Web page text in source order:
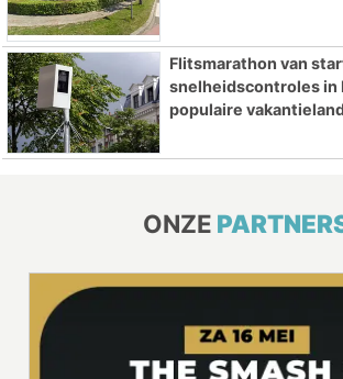
Flitsmarathon van
snelheidscontroles in
populaire
ONZE